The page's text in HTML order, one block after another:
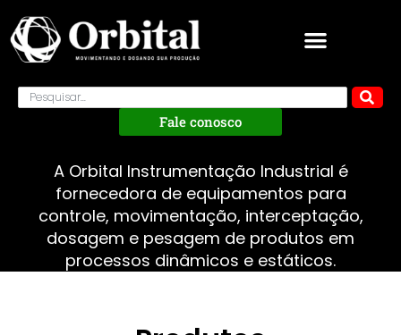
Fale conosco
A Orbital Instrumentação Industrial é
fornecedora de equipamentos para
controle, movimentação, interceptação,
dosagem e pesagem de produtos em
processos dinâmicos e estáticos.